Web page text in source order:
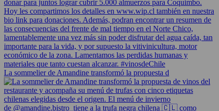
La sommelier de Amandine transformó la propuesta d